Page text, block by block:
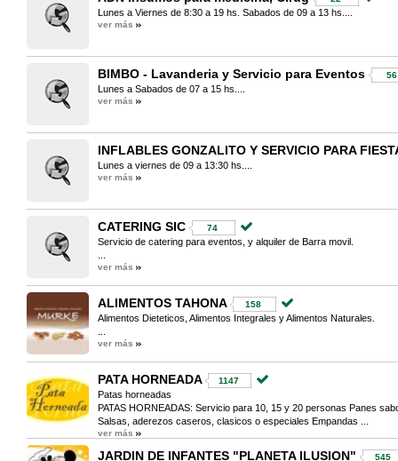
Lunes a Viernes de 8:30 a 19 hs. Sabados de 09 a 13 hs....
ver más
BIMBO - Lavanderia y Servicio para Eventos 56
Lunes a Sabados de 07 a 15 hs....
ver más
INFLABLES GONZALITO Y SERVICIO PARA
Lunes a viernes de 09 a 13:30 hs....
ver más
CATERING SIC 74
Servicio de catering para eventos, y alquiler de Barra movil.
ver más
ALIMENTOS TAHONA 158
Alimentos Dieteticos, Alimentos Integrales y Alimentos Naturales.
ver más
PATA HORNEADA 1147
Patas horneadas
PATAS HORNEADAS: Servicio para 10, 15 y 20 personas Panes
Salsas, aderezos caseros, clasicos o especiales Empandas ...
ver más
JARDIN DE INFANTES "PLANETA ILUSION" 545